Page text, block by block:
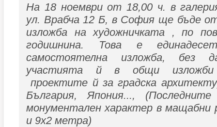
На 18 ноември от 18,00 ч. в
ул. Врабча 12 Б, в София ще бъде
изложба на художничката , по
годишнина. Това е
самостоятелна изложба, без
участията й в общи
проектите й за градска
България, Япония...,
монументален характер в мащабни
и 9х2 метра)